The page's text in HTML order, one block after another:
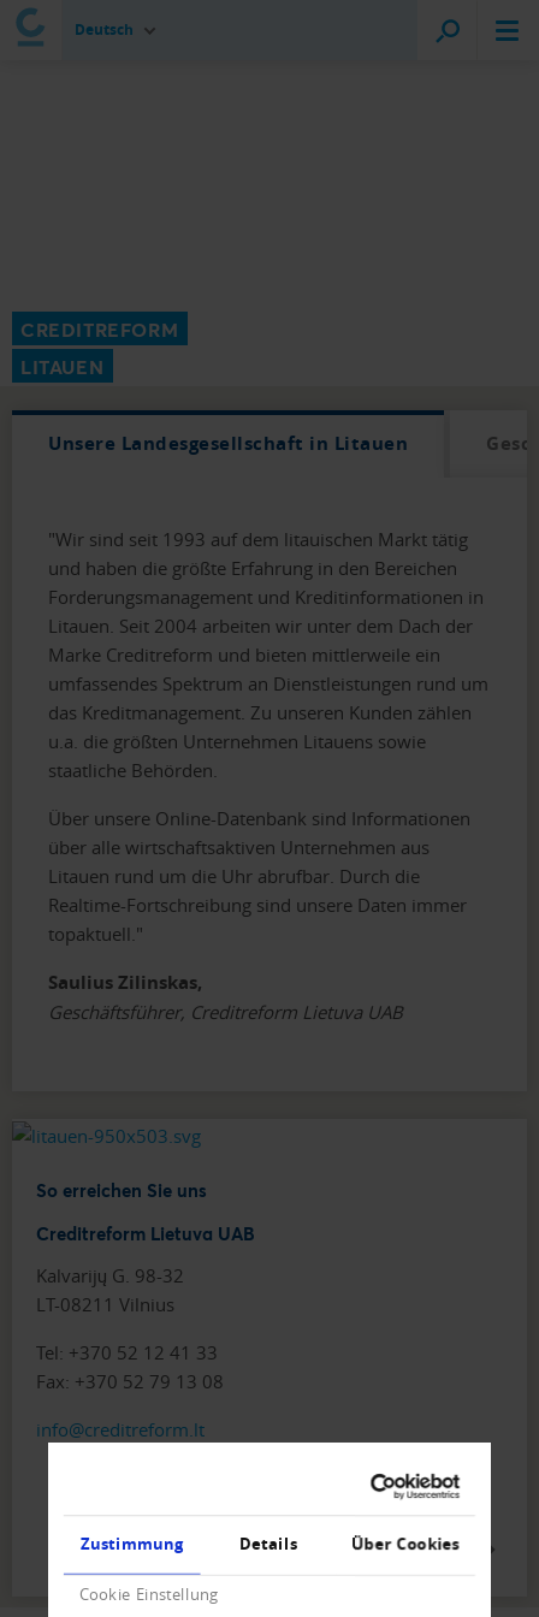
Zustimmung Details Über Cookies
Cookie Einstellung
Deutsch
CREDITREFORM
LITAUEN
Unsere Landesgesellschaft in Litauen
"Wir sind seit 1993 auf dem litauischen Markt tätig
und haben die größte Erfahrung in den Bereichen
Forderungsmanagement und Kreditinformationen in
Litauen. Seit 2004 arbeiten wir unter dem Dach der
Marke Creditreform und bieten mittlerweile ein
umfassendes Spektrum an Dienstleistungen rund um
das Kreditmanagement. Zu unseren Kunden zählen
u.a. die größten Unternehmen Litauens sowie
staatliche Behörden.
Über unsere Online-Datenbank sind Informationen
über alle wirtschaftsaktiven Unternehmen aus
Litauen rund um die Uhr abrufbar. Durch die
Realtime-Fortschreibung sind unsere Daten immer
topaktuell."
Saulius Zilinskas,
Geschäftsführer, Creditreform Lietuva UAB
So erreichen Sie uns
Creditreform Lietuva UAB
Kalvarijų G. 98-32
LT-08211 Vilnius
Tel: +370 52 12 41 33
Fax: +370 52 79 13 08
info@creditreform.lt
WWW.CREDITREFORM.LT